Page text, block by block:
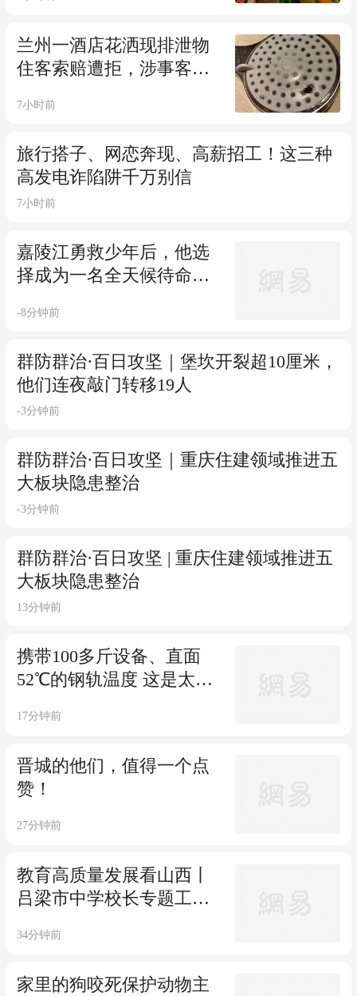
兰州一酒店花洒现排泄物
住客索赔遭拒，涉事客房
7小时前
旅行搭子、网恋奔现、高薪招工！这三种
高发电诈陷阱千万别信
7小时前
嘉陵江勇救少年后，他选
择成为一名全天候待命的
-8分钟前
群防群治·百日攻坚｜堡坎开裂超10厘米，
他们连夜敲门转移19人
-3分钟前
群防群治·百日攻坚｜重庆住建领域推进五
大板块隐患整治
-3分钟前
群防群治·百日攻坚 | 重庆住建领域推进五
大板块隐患整治
13分钟前
携带100多斤设备、直面
52℃的钢轨温度 这是太原
常
17分钟前
晋城的他们，值得一个点
赞！
27分钟前
教育高质量发展看山西丨
吕梁市中学校长专题工作
34分钟前
家里的狗咬死保护动物主